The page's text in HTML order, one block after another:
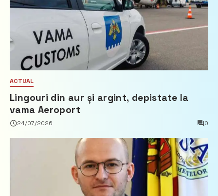
ACTUAL
Lingouri din aur și argint, depistate la
vama Aeroport
24/07/2026 0